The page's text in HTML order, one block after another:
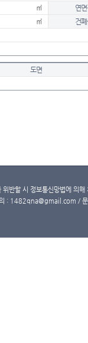
㎡
연
㎡
건
도면
반할 시 정보통신망법에 의
의 : 1482qna@gmail.com /